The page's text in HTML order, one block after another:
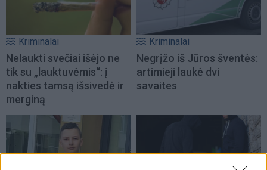
Kriminalai
Nelaukti svečiai išėjo ne
tik su „lauktuvėmis“: į
nakties tamsą išsivedė ir
merginą
Kriminalai
Negrįžo iš Jūros šventės:
artimieji laukė dvi
savaites